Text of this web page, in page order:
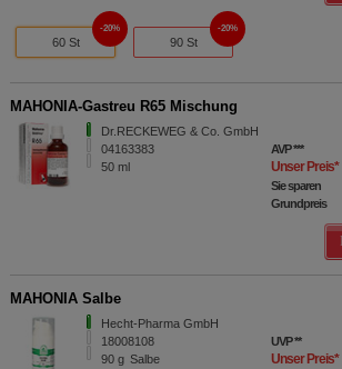
60 St
20%
90 St
20%
MAHONIA-Gastreu R65 Mischung
Dr.RECKEWEG & Co. GmbH
04163383
50 ml
AVP***
Unser Preis*
Sie sparen
Grundpreis
MAHONIA Salbe
Hecht-Pharma GmbH
18008108
90 g Salbe
UVP**
Unser Preis*